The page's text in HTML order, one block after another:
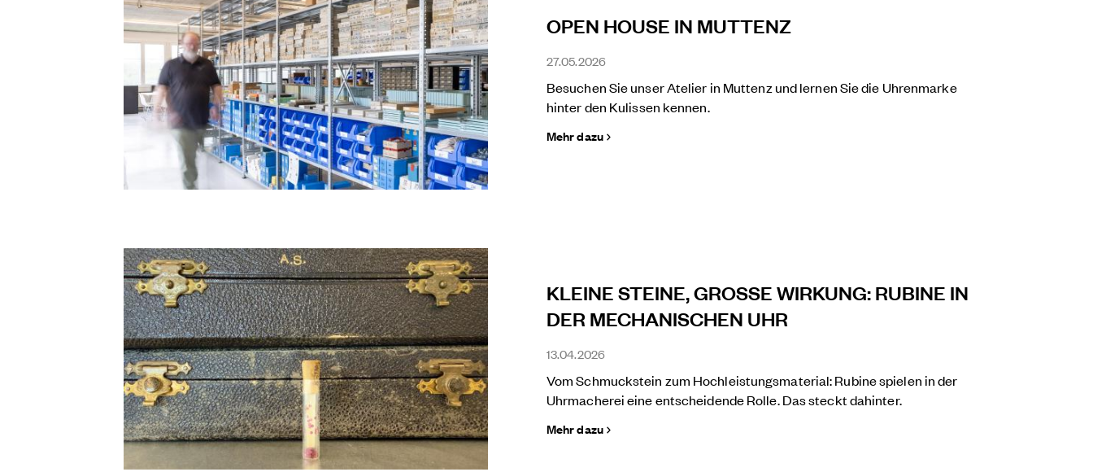
OPEN HOUSE IN MUTTENZ
27.05.2026
Besuchen Sie unser Atelier in Muttenz und lernen Sie die Uhrenmarke
hinter den Kulissen kennen.
Mehr dazu
KLEINE STEINE, GROSSE WIRKUNG: RUBINE IN
DER MECHANISCHEN UHR
13.04.2026
Vom Schmuckstein zum Hochleistungsmaterial: Rubine spielen in der
Uhrmacherei eine entscheidende Rolle. Das steckt dahinter.
Mehr dazu